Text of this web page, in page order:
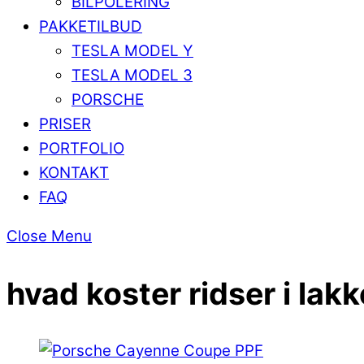
PAKKETILBUD
TESLA MODEL Y
TESLA MODEL 3
PORSCHE
PRISER
PORTFOLIO
KONTAKT
FAQ
Close Menu
hvad koster ridser i